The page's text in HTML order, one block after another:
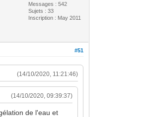
Messages : 542
Sujets : 33
Inscription : May 2011
#51
(14/10/2020, 11:21:46)
(14/10/2020, 09:39:37)
de l'eau et